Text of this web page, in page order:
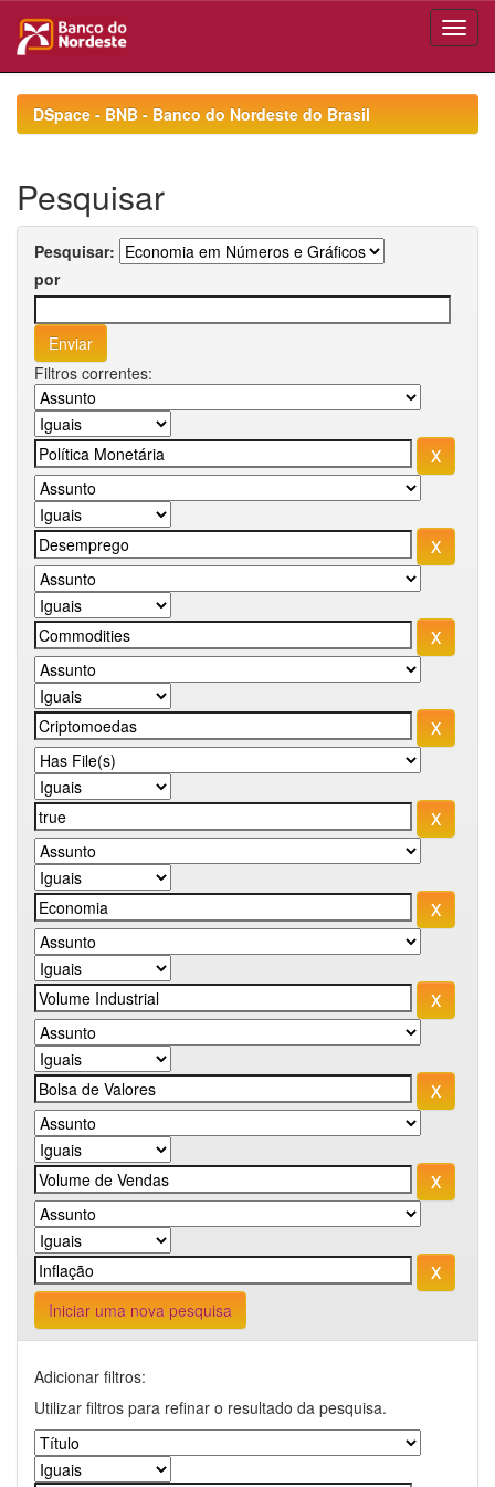
navigationDSpace - BNB - Banco do Nordeste do Brasil
Pesquisar
Pesquisar:
por
Filtros correntes:
Iniciar uma nova pesquisa
Adicionar filtros:
Utilizar filtros para refinar o resultado da pesquisa.